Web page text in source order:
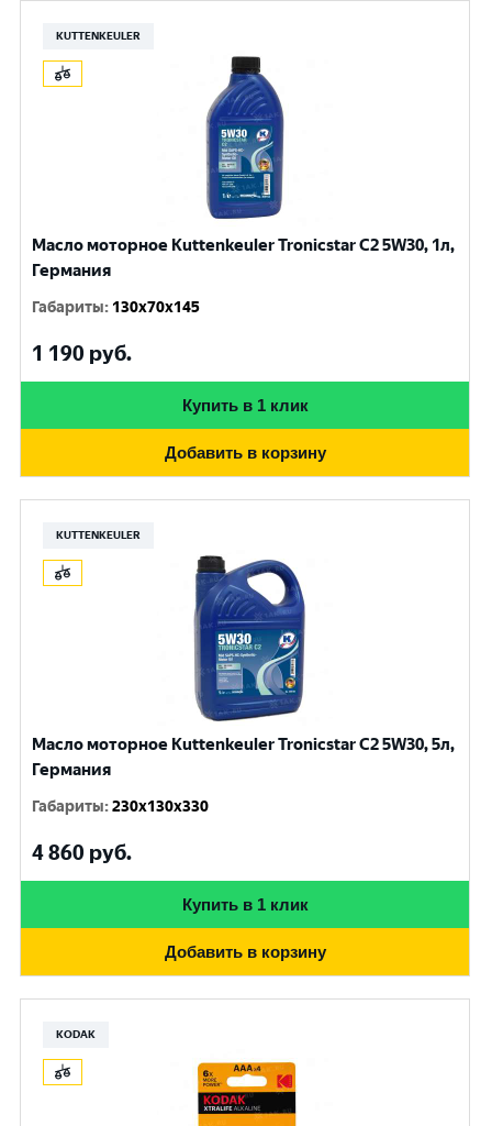
KUTTENKEULER
Масло моторное Kuttenkeuler Tronicstar C2 5W30, 1л,
Германия
Габариты: 130x70x145
1 190 руб.
Купить в 1 клик
Добавить в корзину
KUTTENKEULER
Масло моторное Kuttenkeuler Tronicstar C2 5W30, 5л,
Германия
Габариты:230x130x330
4 860 руб.
Купить в 1 клик
Добавить в корзину
KODAK